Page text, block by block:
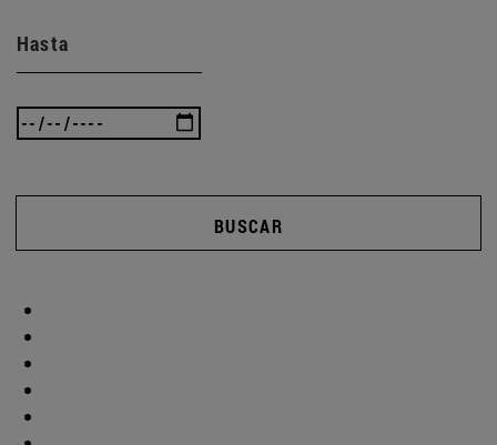
Hasta
BUSCAR